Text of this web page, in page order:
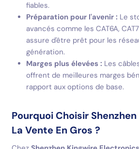
fiables.
Préparation pour l'avenir : Le
avancés comme les CAT6A,
assure d'être prêt pour les
génération.
Marges plus élevées : Les
offrent de meilleures marges
rapport aux options de base.
Pourquoi Choisir
La Vente En Gros ?